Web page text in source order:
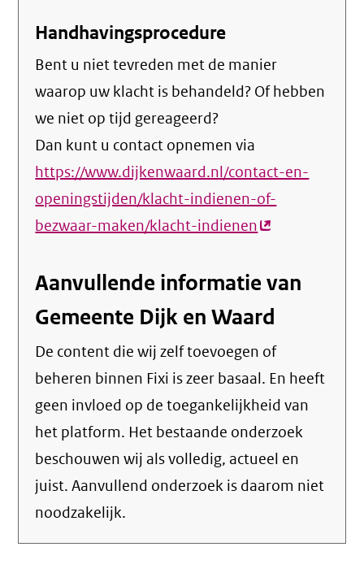
Handhavingsprocedure
Bent u niet tevreden met de manier
waarop uw klacht is behandeld? Of hebben
we niet op tijd gereageerd?
Dan kunt u contact opnemen via
https://www.dijkenwaard.nl/contact-en-
openingstijden/klacht-indienen-of-
bezwaar-maken/klacht-indienen(externe
Aanvullende informatie van
Gemeente Dijk en Waard
De content die wij zelf toevoegen of
beheren binnen Fixi is zeer basaal. En heeft
geen invloed op de toegankelijkheid van
het platform. Het bestaande onderzoek
beschouwen wij als volledig, actueel en
juist. Aanvullend onderzoek is daarom niet
noodzakelijk.